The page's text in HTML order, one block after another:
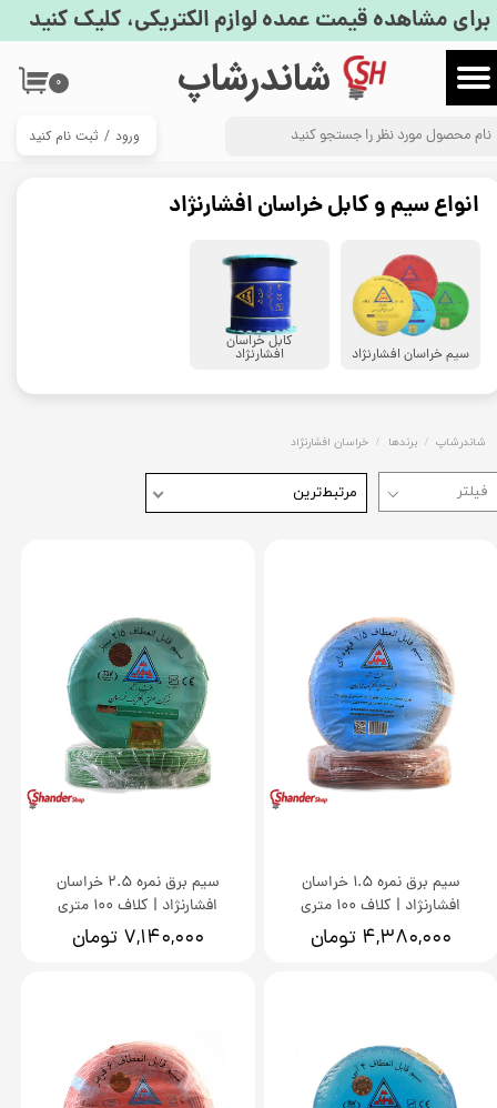
​شاندرشاپ
ورود / ثبت نام کنید
حساب کاربری من
تغییر گذر واژه
سفارشات
خروج از حساب کاربری
۰
برای مشاهده قیمت عمده لوازم الکتریکی، کلیک کنید
سیم خراسان افشارنژاد
کابل خراسان
افشارنژاد
انواع سیم و کابل خراسان افشارنژاد
شاندرشاپ برندها خراسان افشارنژاد
مرتبط‌ترین
سیم برق نمره 1.5 خراسان
افشارنژاد | کلاف 100 متری
۴,۳۸۰,۰۰۰ تومان
سیم برق نمره 2.5 خراسان
افشارنژاد | کلاف 100 متری
۷,۱۴۰,۰۰۰ تومان